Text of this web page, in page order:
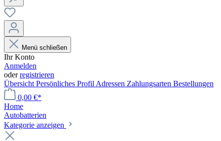
Menü schließen
Ihr Konto
Anmelden
oderregistrieren
Übersicht Persönliches Profil Adressen Zahlungsarten Bestellungen
0,00 €*
Home
Autobatterien
Kategorie anzeigen